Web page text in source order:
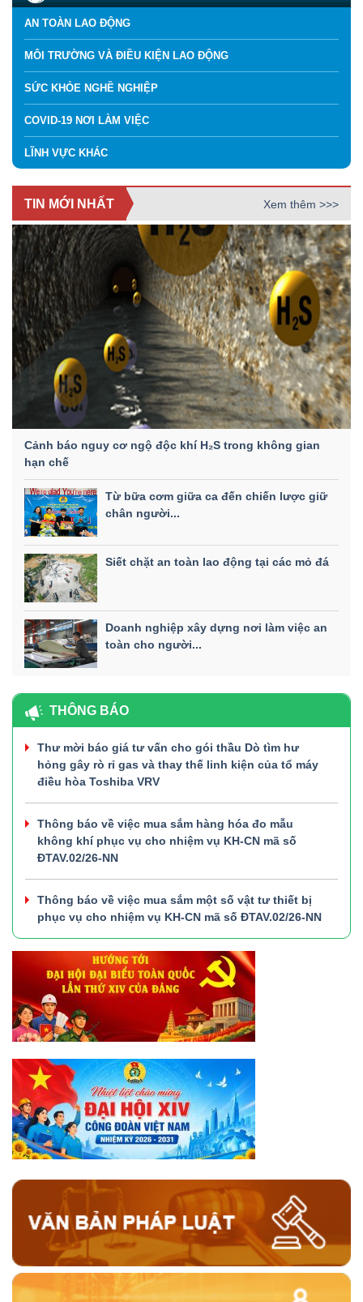
AN TOÀN LAO ĐỘNG
MÔI TRƯỜNG VÀ ĐIỀU KIỆN LAO ĐỘNG
SỨC KHỎE NGHỀ NGHIỆP
COVID-19 NƠI LÀM VIỆC
LĨNH VỰC KHÁC
TIN MỚI NHẤT Xem thêm >>>
Cảnh báo nguy cơ ngộ độc khí H₂S trong không gian
hạn chế
Từ bữa cơm giữa ca đến chiến lược giữ
chân người...
Siết chặt an toàn lao động tại các mỏ đá
Doanh nghiệp xây dựng nơi làm việc an
toàn cho người...
THÔNG BÁO
Thư mời báo giá tư vấn cho gói thầu Dò tìm hư
hỏng gây rò rỉ gas và thay thế linh kiện của tổ máy
điều hòa Toshiba VRV
Thông báo về việc mua sắm hàng hóa đo mẫu
không khí phục vụ cho nhiệm vụ KH-CN mã số
ĐTAV.02/26-NN
Thông báo về việc mua sắm một số vật tư thiết bị
phục vụ cho nhiệm vụ KH-CN mã số ĐTAV.02/26-NN